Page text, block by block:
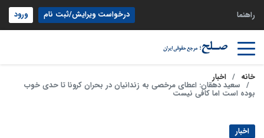
راهنما درخواست ویرایش/ثبت نام ورود
خانه اخبار
سعید دهقان: اعطای مرخصی به زندانیان در بحران کرونا تا حدی خوب
بوده است اما کافی نیست
اخبار